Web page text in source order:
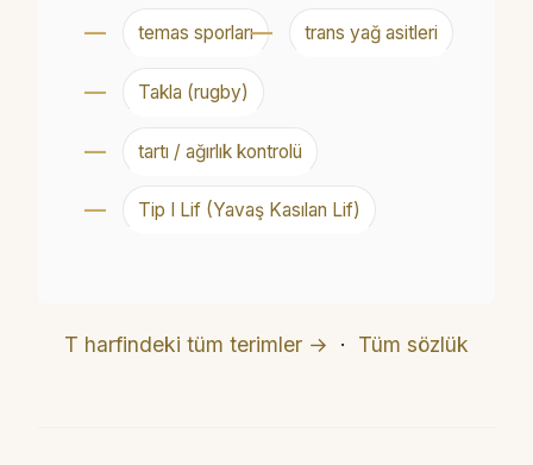
temas sporları trans yağ asitleri
Takla (rugby)
tartı / ağırlık kontrolü
Tip I Lif (Yavaş Kasılan Lif)
T harfindeki tüm terimler → · Tüm sözlük